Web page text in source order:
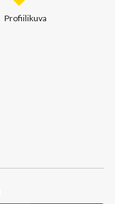
Profiilikuva